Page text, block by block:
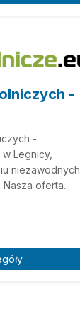
-
-
Legnicy,
niezawodnych
oferta...